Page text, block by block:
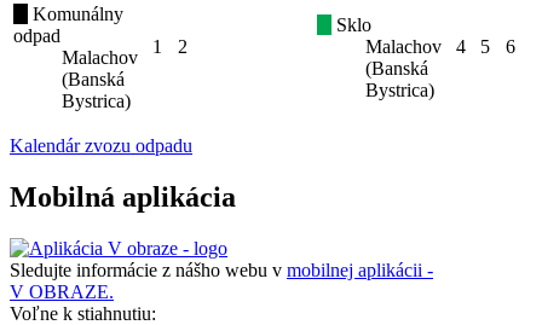
Komunálny
odpad
Malachov
(Banská
Bystrica)
1 2
Sklo
Malachov
(Banská
Bystrica)
4 5 6
Kalendár zvozu odpadu
Mobilná aplikácia
Sledujte informácie z nášho webu v mobilnej aplikácii -
V OBRAZE.
Voľne k stiahnutiu: